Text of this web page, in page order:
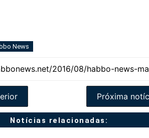
News
Próxima
Notícias relacionadas: